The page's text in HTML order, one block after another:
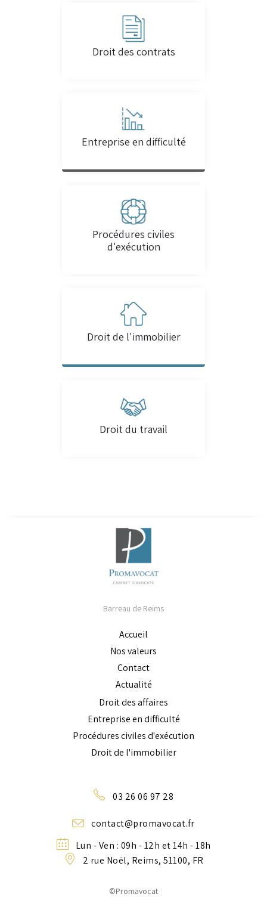
Droit des contrats
Entreprise en difficulté
Procédures civiles
d'exécution
Droit de l'immobilier
Droit du travail
Barreau de Reims
Accueil
Nos valeurs
Contact
Actualité
Droit des affaires
Entreprise en difficulté
Procédures civiles d'exécution
Droit de l'immobilier
03 26 06 97 28
contact@promavocat.fr
Lun - Ven : 09h - 12h et 14h - 18h
2 rue Noël, Reims, 51100, FR
©Promavocat